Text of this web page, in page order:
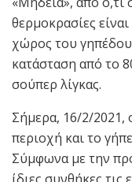
θερμοκρασίες
χώρος του γηπέδου
κατάσταση από το
σούπερ λίγκας.
Σήμερα, 16/2/2021,
περιοχή και το
Σύμφωνα με την